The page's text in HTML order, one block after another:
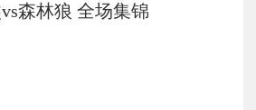
森林狼 全场集锦